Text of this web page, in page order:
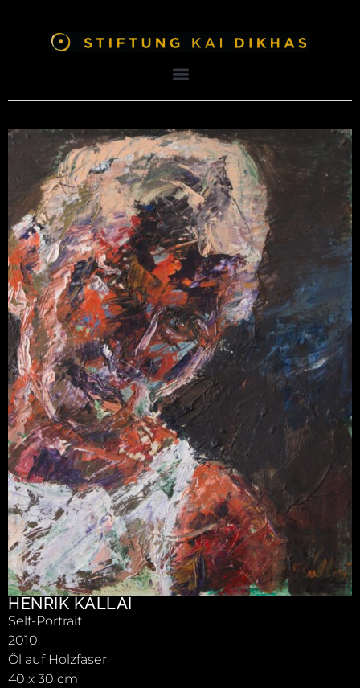
HENRIK KÁLLAI
Self-Portrait
2010
Öl auf Holzfaser
40 x 30 cm